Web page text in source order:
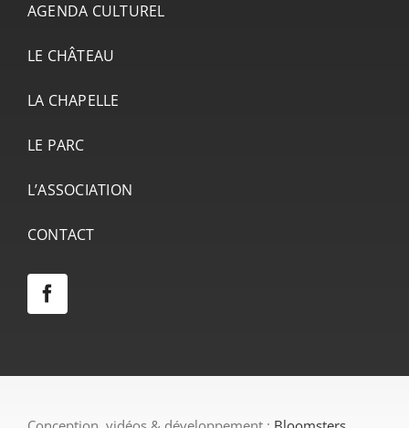
AGENDA CULTUREL
LE CHÂTEAU
LA CHAPELLE
LE PARC
L’ASSOCIATION
CONTACT